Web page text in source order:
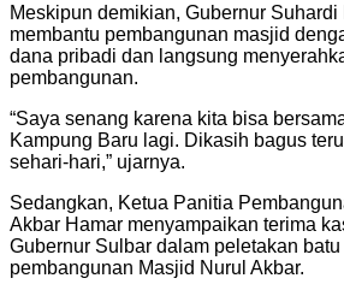
Meskipun demikian, Gubernur
membantu pembangunan masjid
dana pribadi dan langsung
pembangunan.
“Saya senang karena kita bisa
Kampung Baru lagi. Dikasih bagus
sehari-hari,” ujarnya.
Sedangkan, Ketua Panitia
Akbar Hamar menyampaikan terima
Gubernur Sulbar dalam peletakan batu
pembangunan Masjid Nurul Akbar.